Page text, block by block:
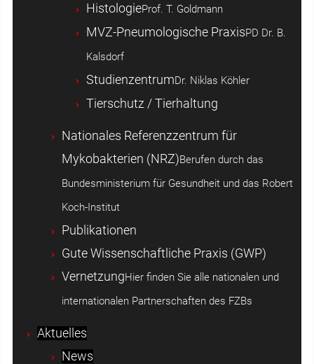
HistologieProf. T. Goldmann
MVZ-Pneumologische PraxisPD Dr. B.
Kalsdorf
StudienzentrumDr. Niklas Köhler
Tierschutz / Tierhaltung
Nationales Referenzzentrum für
Mykobakterien (NRZ)Berufen durch das
Bundesministerium für Gesundheit und das Robert
Koch-Institut
Publikationen
Gute Wissenschaftliche Praxis (GWP)
VernetzungHier finden Sie alle nationalen und
internationalen Partnerschaften des FZBs
Aktuelles
News